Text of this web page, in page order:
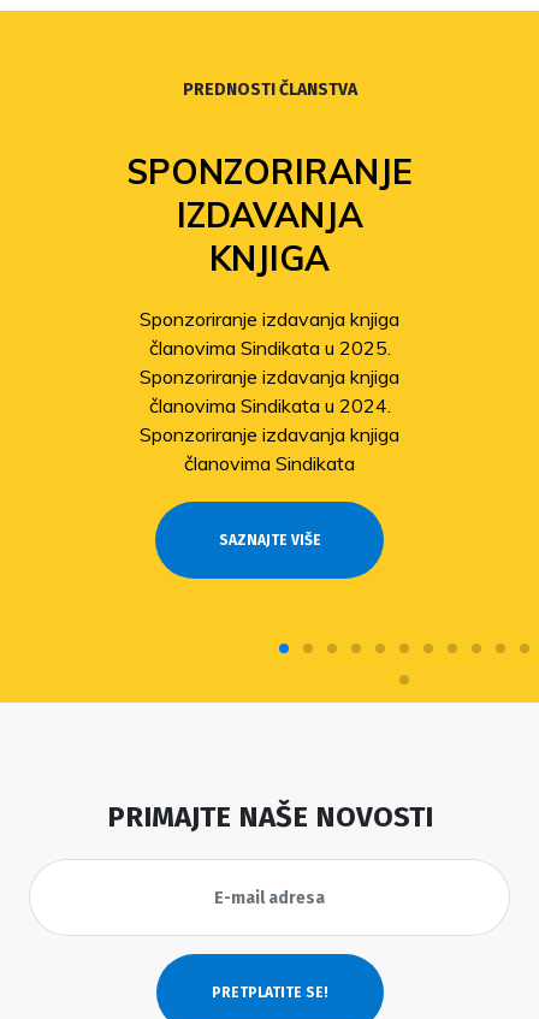
PREDNOSTI ČLANSTVA
SPONZORIRANJE
IZDAVANJA
KNJIGA
Sponzoriranje izdavanja knjiga
članovima Sindikata u 2025.
Sponzoriranje izdavanja knjiga
članovima Sindikata u 2024.
Sponzoriranje izdavanja knjiga
članovima Sindikata
SAZNAJTE VIŠE
PRIMAJTE NAŠE NOVOSTI